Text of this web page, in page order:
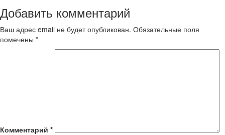
Добавить комментарий
Ваш адрес email не будет опубликован. Обязательные поля
помечены *
Комментарий *